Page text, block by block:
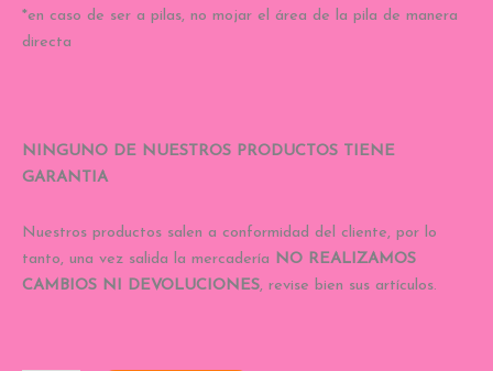
*en caso de ser a pilas, no mojar el área de la pila de manera
directa
NINGUNO DE NUESTROS PRODUCTOS TIENE
GARANTIA
Nuestros productos salen a conformidad del cliente, por lo
tanto, una vez salida la mercadería NO REALIZAMOS
CAMBIOS NI DEVOLUCIONES, revise bien sus artículos.